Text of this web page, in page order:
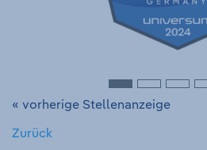
« vorherige Stellenanzeige
Zurück